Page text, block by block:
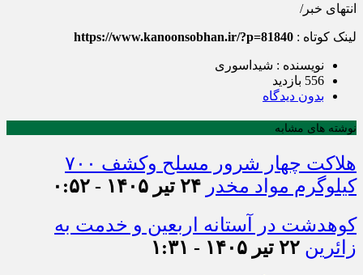
انتهای خبر/
لینک کوتاه : https://www.kanoonsobhan.ir/?p=81840
نویسنده : شیداسوری
556 بازدید
بدون دیدگاه
نوشته های مشابه
هلاکت چهار شرور مسلح وکشف ۷۰۰
کیلوگرم مواد مخدر ۲۴ تیر ۱۴۰۵ - ۰:۵۲
کوهدشت در آستانه اربعین و خدمت‌ به
زائرین ۲۲ تیر ۱۴۰۵ - ۱:۳۱